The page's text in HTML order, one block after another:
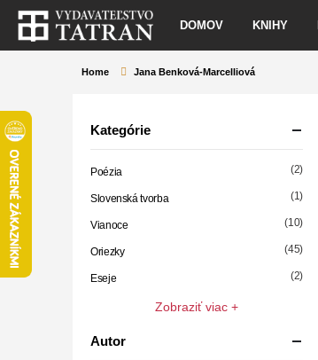
DOMOV KNIHY
Home Jana Benková-Marcelliová
Kategórie
Poézia (2)
Slovenská tvorba (1)
Vianoce (10)
Oriezky (45)
Eseje (2)
Zobraziť viac +
Autor